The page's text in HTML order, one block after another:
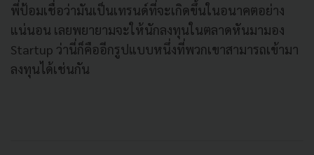
พี่ป้อมเชื่อว่ามันเป็นเทรนด์ที่จะเกิดขึ้นในอนาคตอย่าง
แน่นอน เลยพยายามจะให้นักลงทุนในตลาดหันมามอง
Startup ว่านี่ก็คืออีกรูปแบบหนึ่งที่พวกเขาสามารถเข้ามา
ลงทุนได้เช่นกัน